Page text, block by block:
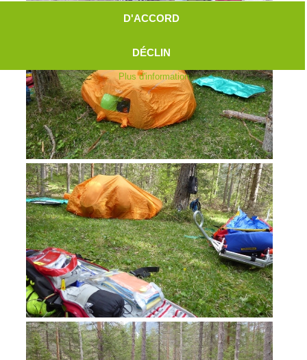
Aktuell
D'ACCORD
DÉCLIN
Plus d'information